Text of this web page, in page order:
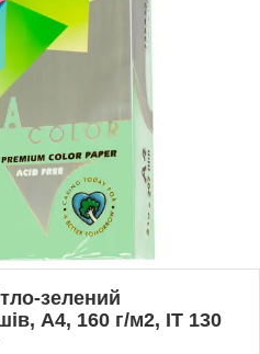
зелений
А4, 160 г/м2, IT 130